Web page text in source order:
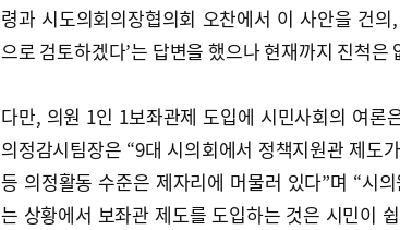
령과 시도의회의장협의회 오찬에서 이 사안을 건
으로 검토하겠다’는 답변을 했으나 현재까지 진척은
다만, 의원 1인 1보좌관제 도입에 시민사회의 여론
의정감시팀장은 “9대 시의회에서 정책지원관 제도
등 의정활동 수준은 제자리에 머물러 있다”며 “시
는 상황에서 보좌관 제도를 도입하는 것은 시민이